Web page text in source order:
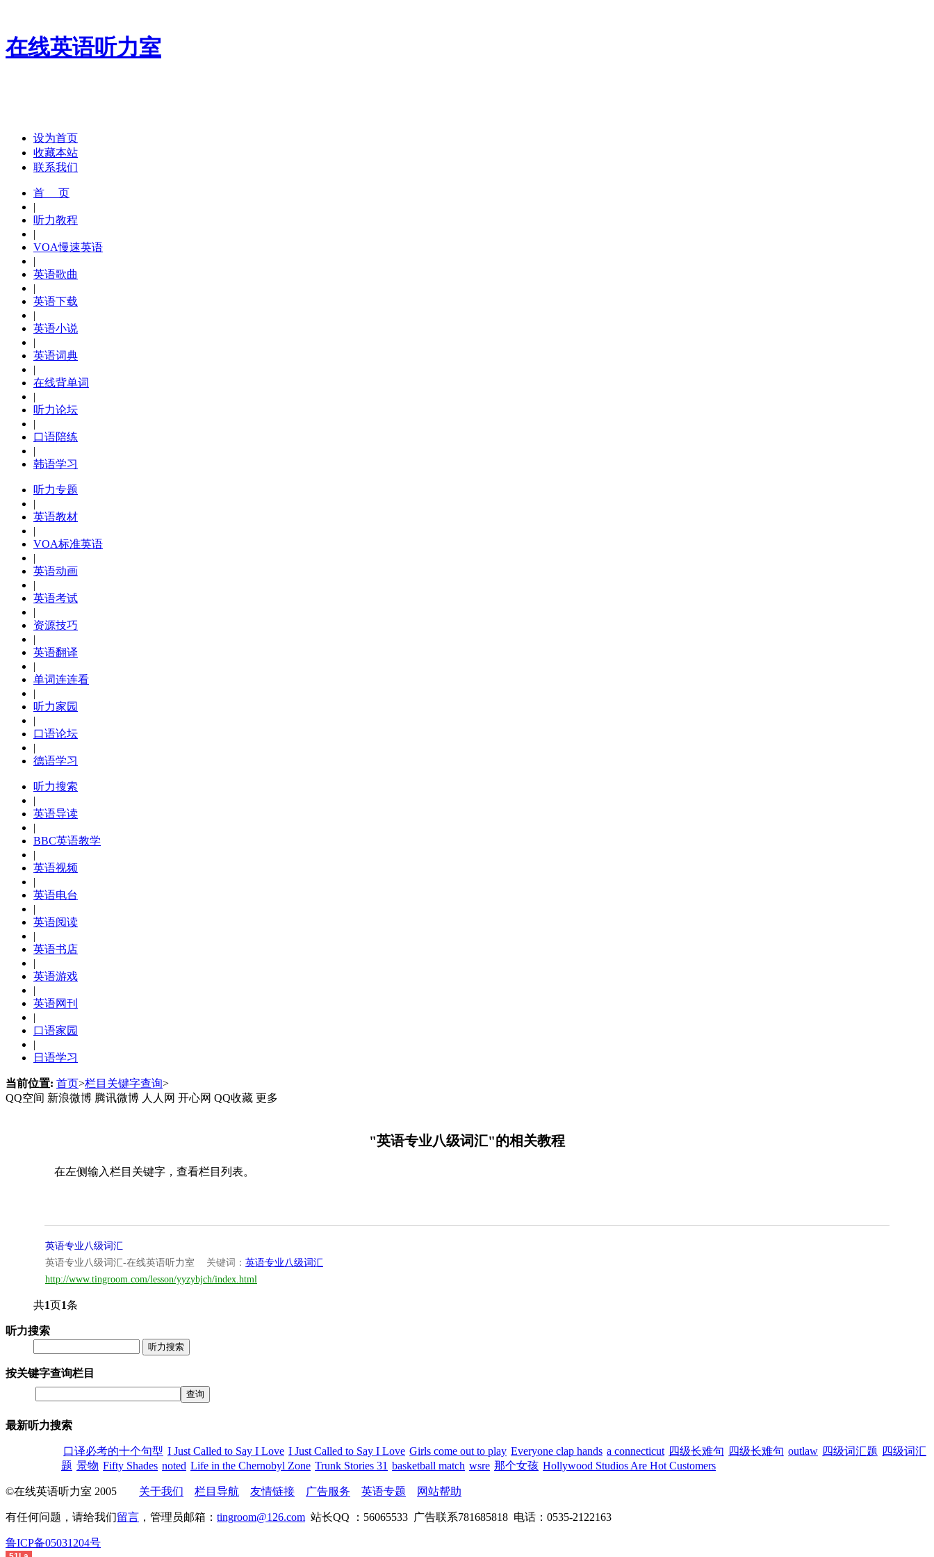
在线英语听力室
设为首页
收藏本站
联系我们
首 页
|
听力教程
|
VOA慢速英语
|
英语歌曲
|
英语下载
|
英语小说
|
英语词典
|
在线背单词
|
听力论坛
|
口语陪练
|
韩语学习
听力专题
|
英语教材
|
VOA标准英语
|
英语动画
|
英语考试
|
资源技巧
|
英语翻译
|
单词连连看
|
听力家园
|
口语论坛
|
德语学习
听力搜索
|
英语导读
|
BBC英语教学
|
英语视频
|
英语电台
|
英语阅读
|
英语书店
|
英语游戏
|
英语网刊
|
口语家园
|
日语学习
当前位置: 首页>栏目关键字查询>
QQ空间 新浪微博 腾讯微博 人人网 开心网 QQ收藏 更多
"英语专业八级词汇"的相关教程
在左侧输入栏目关键字，查看栏目列表。
英语专业八级词汇
英语专业八级词汇-在线英语听力室
关键词： 英语专业八级词汇
http://www.tingroom.com/lesson/yyzybjch/index.html
共1页1条
听力搜索
听力搜索
按关键字查询栏目
最新听力搜索
口译必考的十个句型 I Just Called to Say I Love I Just Called to Say I Love Girls come out to play Everyone clap hands a connecticut 四级长难句 四级长难句 outlaw 四级词汇题 四级词汇
题 景物 Fifty Shades noted Life in the Chernobyl Zone Trunk Stories 31 basketball match wsre 那个女孩 Hollywood Studios Are Hot Customers
©在线英语听力室 2005 关于我们 栏目导航 友情链接 广告服务 英语专题 网站帮助
有任何问题，请给我们留言 ，管理员邮箱： tingroom@126.com 站长QQ ：56065533 广告联系781685818 电话：0535-2122163
鲁ICP备05031204号